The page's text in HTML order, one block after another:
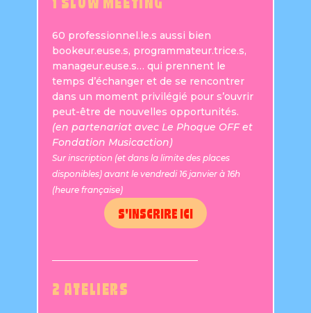
60 professionnel.le.s aussi bien
bookeur.euse.s, programmateur.trice.s,
manageur.euse.s… qui prennent le
temps d’échanger et de se rencontrer
dans un moment privilégié pour s’ouvrir
peut-être de nouvelles opportunités.
(en partenariat avec Le Phoque OFF et
Fondation Musicaction)
Sur inscription (et dans la limite des places
disponibles) avant le vendredi 16 janvier à 16h
(heure française)
S'INSCRIRE ICI
2 ATELIERS